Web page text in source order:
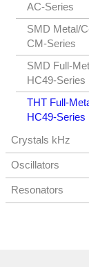
AC-Series
SMD Metal/
CM-Series
SMD Full-
HC49-Series
THT Full-
HC49-Series
Crystals kHz
Oscillators
Resonators